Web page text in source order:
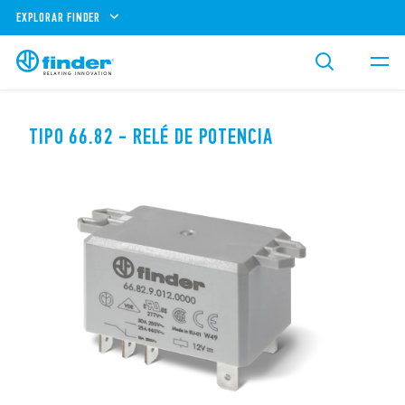
EXPLORAR FINDER
TIPO 66.82 - RELÉ DE POTENCIA